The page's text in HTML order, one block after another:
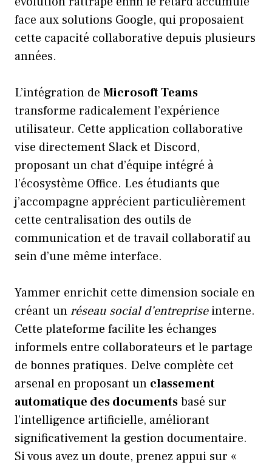
face aux solutions Google, qui proposaient
cette capacité collaborative depuis plusieurs
années.
L’intégration de Microsoft Teams
transforme radicalement l’expérience
utilisateur. Cette application collaborative
vise directement Slack et Discord,
proposant un chat d’équipe intégré à
l’écosystème Office. Les étudiants que
j’accompagne apprécient particulièrement
cette centralisation des outils de
communication et de travail collaboratif au
sein d’une même interface.
Yammer enrichit cette dimension sociale en
créant unréseau social d’entrepriseinterne.
Cette plateforme facilite les échanges
informels entre collaborateurs et le partage
de bonnes pratiques. Delve complète cet
arsenal en proposant un classement
automatique des documentsbasé sur
l’intelligence artificielle, améliorant
significativement la gestion documentaire.
Si vous avez un doute, prenez appui sur «